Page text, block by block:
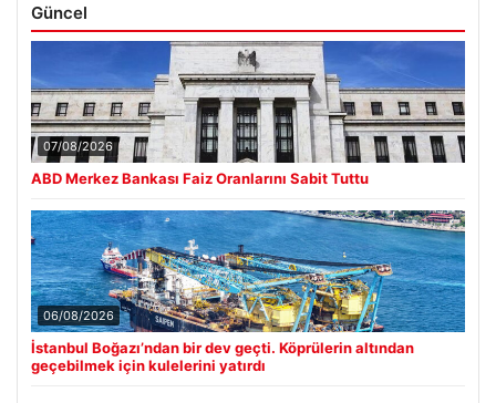
Güncel
07/08/2026
ABD Merkez Bankası Faiz Oranlarını Sabit Tuttu
06/08/2026
İstanbul Boğazı’ndan bir dev geçti. Köprülerin altından
geçebilmek için kulelerini yatırdı